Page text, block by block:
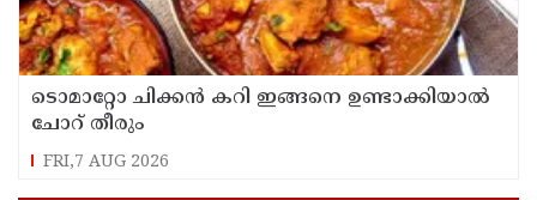
ടൊമാറ്റോ ചിക്കൻ കറി ഇങ്ങനെ ഉണ്ടാക്കിയാൽ
ചോറ് തീരും
FRI,7 AUG 2026